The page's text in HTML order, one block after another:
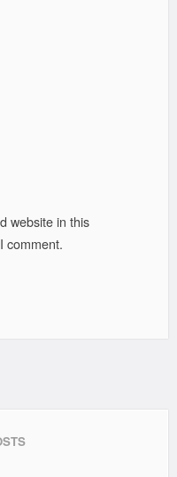
website in this
comment.